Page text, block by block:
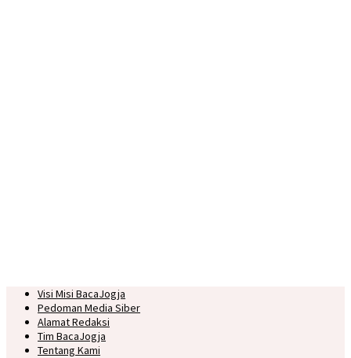
Visi Misi BacaJogja
Pedoman Media Siber
Alamat Redaksi
Tim BacaJogja
Tentang Kami